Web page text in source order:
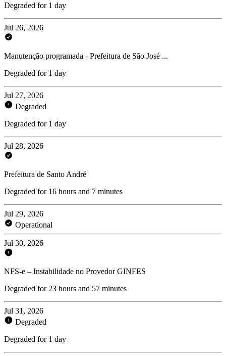
Degraded for 1 day
Jul 26, 2026
Manutenção programada - Prefeitura de São José ...
Degraded for 1 day
Jul 27, 2026
Degraded
Degraded for 1 day
Jul 28, 2026
Prefeitura de Santo André
Degraded for 16 hours and 7 minutes
Jul 29, 2026
Operational
Jul 30, 2026
NFS-e – Instabilidade no Provedor GINFES
Degraded for 23 hours and 57 minutes
Jul 31, 2026
Degraded
Degraded for 1 day